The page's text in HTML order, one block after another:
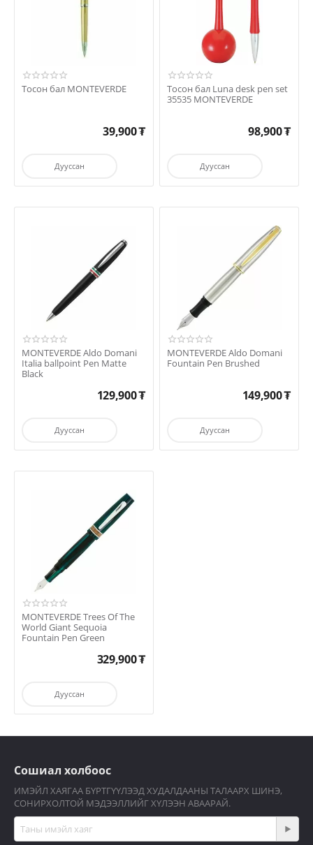
Тосон бал MONTEVERDE
39,900₮
Дууссан
Тосон бал Luna desk pen set
35535 MONTEVERDE
98,900₮
Дууссан
MONTEVERDE Aldo Domani
Italia ballpoint Pen Matte
Black
129,900₮
Дууссан
MONTEVERDE Aldo Domani
Fountain Pen Brushed
149,900₮
Дууссан
MONTEVERDE Trees Of The
World Giant Sequoia
Fountain Pen Green
329,900₮
Дууссан
Сошиал холбоос
ИМЭЙЛ ХАЯГАА БҮРТГҮҮЛЭЭД ХУДАЛДААНЫ ТАЛААРХ ШИНЭ,
СОНИРХОЛТОЙ МЭДЭЭЛЛИЙГ ХҮЛЭЭН АВААРАЙ.